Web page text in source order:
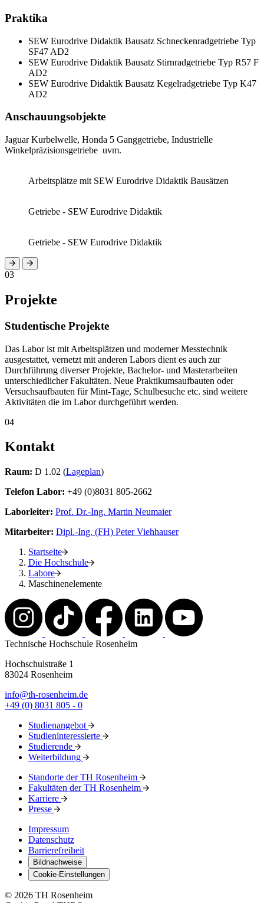
Praktika
SEW Eurodrive Didaktik Bausatz Schneckenradgetriebe Typ
SF47 AD2
SEW Eurodrive Didaktik Bausatz Stirnradgetriebe Typ R57 F
AD2
SEW Eurodrive Didaktik Bausatz Kegelradgetriebe Typ K47
AD2
Anschauungsobjekte
Jaguar Kurbelwelle, Honda 5 Ganggetriebe, Industrielle
Winkelpräzisionsgetriebe uvm.
Arbeitsplätze mit SEW Eurodrive Didaktik Bausätzen
Getriebe - SEW Eurodrive Didaktik
Getriebe - SEW Eurodrive Didaktik
03
Projekte
Studentische Projekte
Das Labor ist mit Arbeitsplätzen und moderner Messtechnik
ausgestattet, vernetzt mit anderen Labors dient es auch zur
Durchführung diverser Projekte, Bachelor- und Masterarbeiten
unterschiedlicher Fakultäten. Neue Praktikumsaufbauten oder
Versuchsaufbauten für Mint-Tage, Schulbesuche etc. sind weitere
Aktivitäten die im Labor durchgeführt werden.
04
Kontakt
Raum: D 1.02 (Lageplan)
Telefon Labor: +49 (0)8031 805-2662
Laborleiter: Prof. Dr.-Ing. Martin Neumaier
Mitarbeiter: Dipl.-Ing. (FH) Peter Viehhauser
Startseite
Die Hochschule
Labore
Maschinenelemente
Technische Hochschule Rosenheim
Hochschulstraße 1
83024 Rosenheim
info@th-rosenheim.de
+49 (0) 8031 805 - 0
Studienangebot
Studieninteressierte
Studierende
Weiterbildung
Standorte der TH Rosenheim
Fakultäten der TH Rosenheim
Karriere
Presse
Impressum
Datenschutz
Barrierefreiheit
Bildnachweise
Cookie-Einstellungen
© 2026 TH Rosenheim